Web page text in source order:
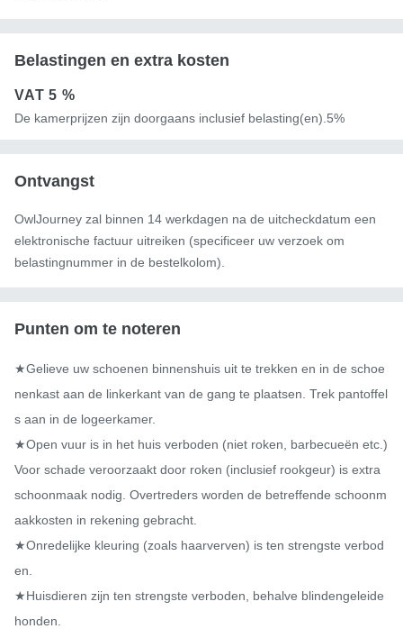
Belastingen en extra kosten
VAT5 %
De kamerprijzen zijn doorgaans inclusief belasting(en).5%
Ontvangst
OwlJourney zal binnen 14 werkdagen na de uitcheckdatum een ​​
elektronische factuur uitreiken (specificeer uw verzoek om
belastingnummer in de bestelkolom).
Punten om te noteren
★Gelieve uw schoenen binnenshuis uit te trekken en in de schoe
nenkast aan de linkerkant van de gang te plaatsen. Trek pantoffel
s aan in de logeerkamer.
★Open vuur is in het huis verboden (niet roken, barbecueën etc.)
Voor schade veroorzaakt door roken (inclusief rookgeur) is extra
schoonmaak nodig. Overtreders worden de betreffende schoonm
aakkosten in rekening gebracht.
★Onredelijke kleuring (zoals haarverven) is ten strengste verbod
en.
★Huisdieren zijn ten strengste verboden, behalve blindengeleide
honden.